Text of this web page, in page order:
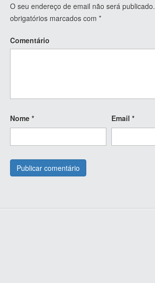
O seu endereço de email não será publicado.
obrigatórios marcados com *
Comentário
Nome * Email *